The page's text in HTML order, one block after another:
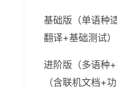
基础版（单语种
翻译+基础测试）
进阶版（多语种
（含联机文档+功